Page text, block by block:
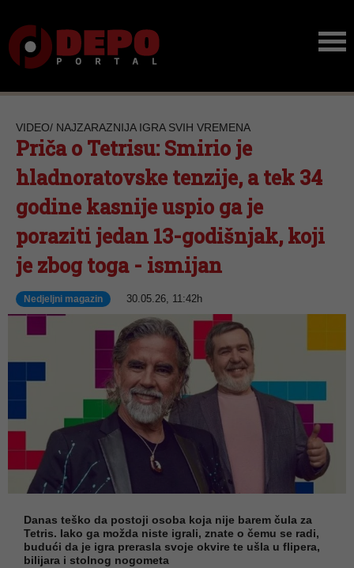
VIDEO/ NAJZARAZNIJA IGRA SVIH VREMENA
Priča o Tetrisu: Smirio je
hladnoratovske tenzije, a tek 34
godine kasnije uspio ga je
poraziti jedan 13-godišnjak, koji
je zbog toga - ismijan
Nedjeljni magazin 30.05.26, 11:42h
Danas teško da postoji osoba koja nije barem čula za
Tetris. Iako ga možda niste igrali, znate o čemu se radi,
budući da je igra prerasla svoje okvire te ušla u flipera,
bilijara i stolnog nogometa